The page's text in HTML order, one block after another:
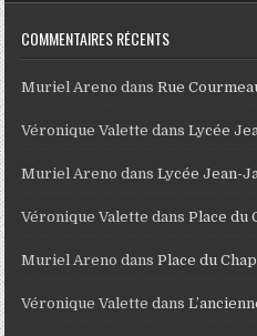
COMMENTAIRES RÉCENTS
Muriel Areno dansRue
Véronique Valette dansLycée
Muriel Areno dansLycée Jean-
Véronique Valette dansPlace du
Muriel Areno dansPlace du
Véronique Valette dans